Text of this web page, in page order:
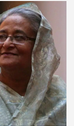
দূর।🌊 কুম্ভ
নথিপত্র
জন্য